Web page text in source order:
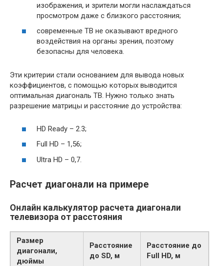
изображения, и зрители могли наслаждаться
просмотром даже с близкого расстояния;
современные ТВ не оказывают вредного
воздействия на органы зрения, поэтому
безопасны для человека.
Эти критерии стали основанием для вывода новых
коэффициентов, с помощью которых выводится
оптимальная диагональ ТВ. Нужно только знать
разрешение матрицы и расстояние до устройства:
HD Ready – 2.3;
Full HD – 1,56;
Ultra HD – 0,7.
Расчет диагонали на примере
Онлайн калькулятор расчета диагонали
телевизора от расстояния
Размер
диагонали,
дюймы
Расстояние
до SD, м
Расстояние до
Full HD, м